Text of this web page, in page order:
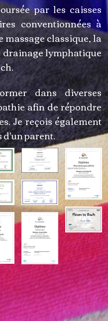
par les caisses
conventionnées à
massage classique, la
lymphatique
dans diverses
afin de répondre
Je reçois également
d'un parent.